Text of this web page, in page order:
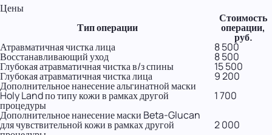
Цены
Тип операции
Стоимость
операции,
руб.
Атравматичная чистка лица 8 500
Восстанавливающий уход 8 500
Глубокая атравматичная чистка в/з спины 15 500
Глубокая атравматичная чистка лица 9 200
Дополнительное нанесение альгинатной маски
Holy Land по типу кожи в рамках другой
процедуры
1 700
Дополнительное нанесение маски Beta-Glucan
для чувствительной кожи в рамках другой
2 000